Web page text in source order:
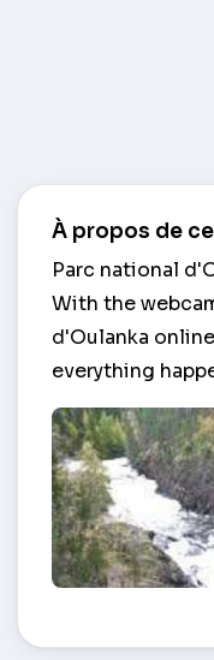
À propos de
Parc national
With the
d'Oulanka
everything